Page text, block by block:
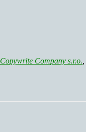
Copywrite Company s.r.o.